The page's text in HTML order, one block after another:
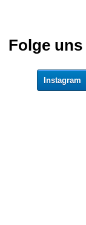
Folge
Instagram